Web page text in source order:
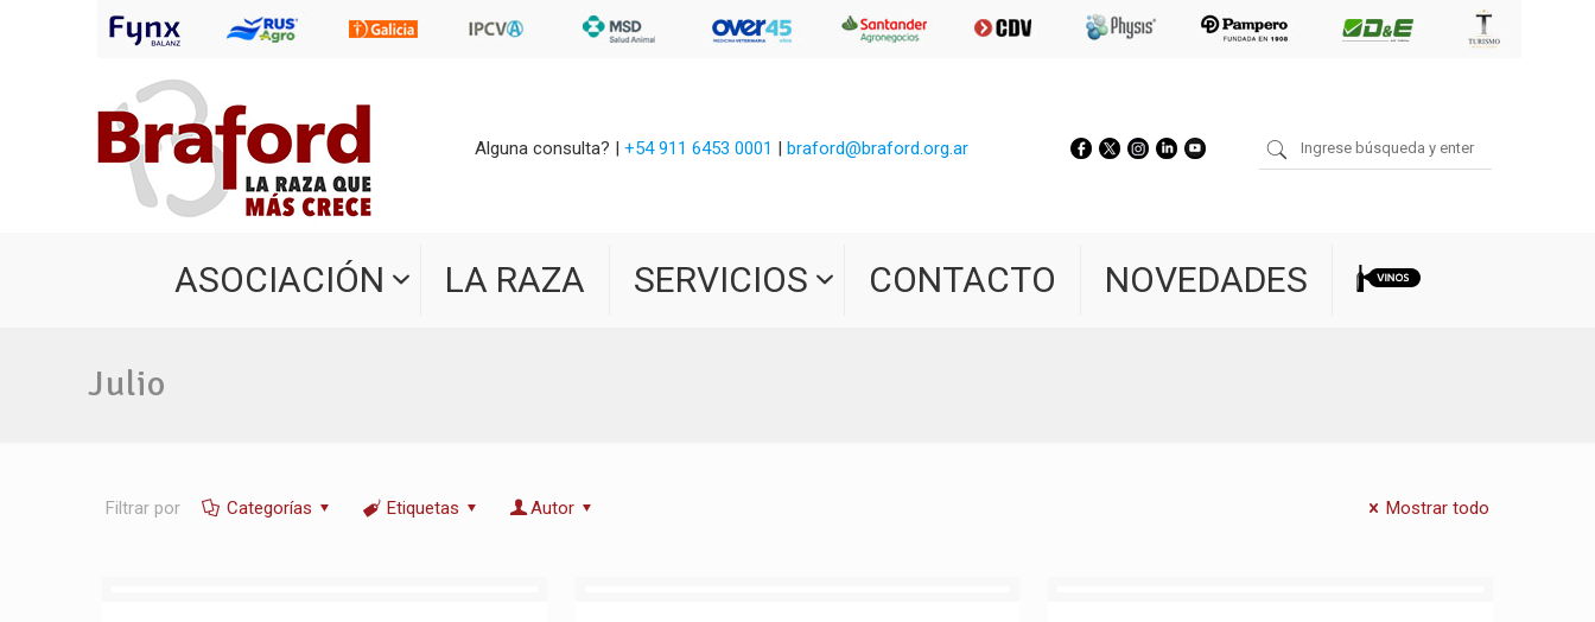
Alguna consulta? | +54 911 6453 0001 | braford@braford.org.ar
ASOCIACIÓN LA RAZA SERVICIOS CONTACTO NOVEDADES
Julio
Filtrar por Categorías Etiquetas Autor Mostrar todo